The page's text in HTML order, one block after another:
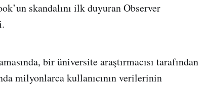
skandalını ilk duyuran Observer
bir üniversite araştırmacısı tarafından
milyonlarca kullanıcının verilerinin